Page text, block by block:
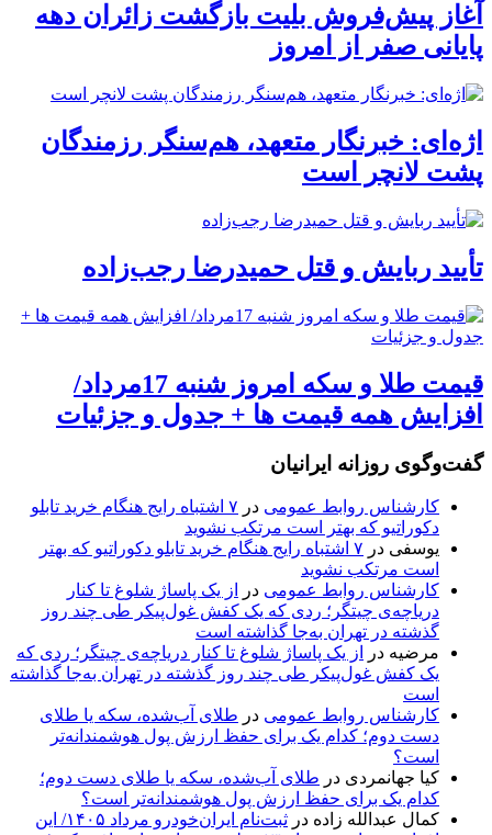
آغاز پیش‌فروش بلیت بازگشت زائران دهه
پایانی صفر از امروز
اژه‌ای: خبرنگار متعهد، هم‌سنگر رزمندگان
پشت لانچر است
تأیید ربایش و قتل حمیدرضا رجب‌زاده
قیمت طلا و سکه امروز شنبه 17مرداد/
افزایش همه قیمت ها + جدول و جزئیات
گفت‌وگوی روزانه ایرانیان
کارشناس روابط عمومی در
۷ اشتباه رایج هنگام خرید تابلو
دکوراتیو که بهتر است مرتکب نشوید
یوسفی در
۷ اشتباه رایج هنگام خرید تابلو دکوراتیو که بهتر
است مرتکب نشوید
کارشناس روابط عمومی در
از یک پاساژ شلوغ تا کنار
دریاچه‌ی چیتگر؛ ردی که یک کفش غول‌پیکر طی چند روز
گذشته در تهران به‌جا گذاشته است
مرضیه در
از یک پاساژ شلوغ تا کنار دریاچه‌ی چیتگر؛ ردی که
یک کفش غول‌پیکر طی چند روز گذشته در تهران به‌جا گذاشته
است
کارشناس روابط عمومی در طلای آب‌شده، سکه یا طلای
دست دوم؛ کدام یک برای حفظ ارزش پول هوشمندانه‌تر
است؟
کیا جهانمردی در طلای آب‌شده، سکه یا طلای دست دوم؛
کدام یک برای حفظ ارزش پول هوشمندانه‌تر است؟
کمال عبدالله زاده در
ثبت‌نام ایران‌خودرو مرداد ۱۴۰۵/ این